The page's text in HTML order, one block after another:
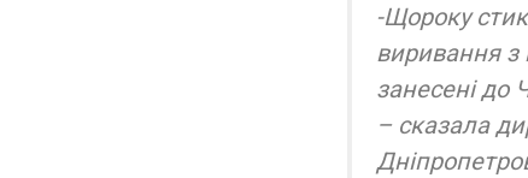
-Щороку
виривання з
занесені до
– сказала